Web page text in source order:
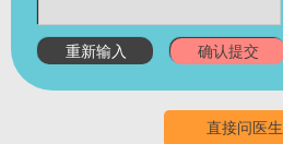
直接问医生